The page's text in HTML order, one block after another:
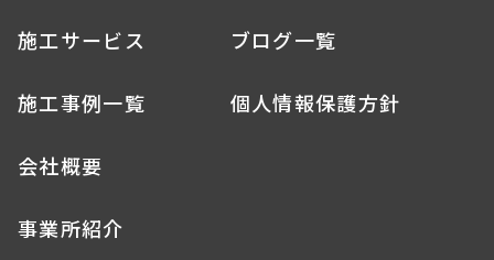
施工サービス
施工事例一覧
会社概要
事業所紹介
ブログ一覧
個人情報保護方針